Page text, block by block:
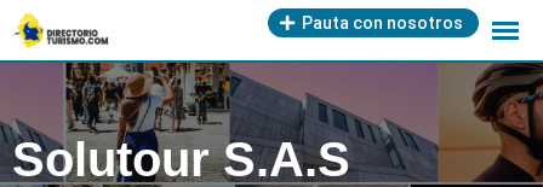
Skip
to
content
Pauta con nosotros
Solutour S.A.S